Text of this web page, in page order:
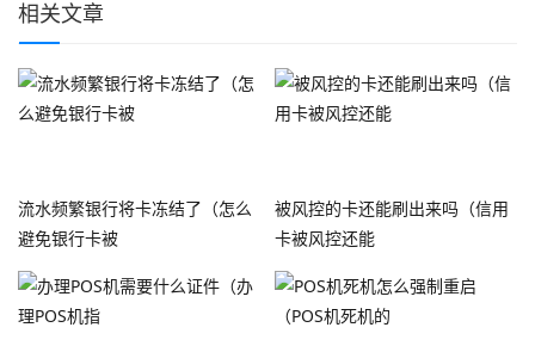
相关文章
流水频繁银行将卡冻结了（怎么
避免银行卡被
被风控的卡还能刷出来吗（信用
卡被风控还能